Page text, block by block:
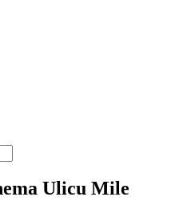
Ulicu Mile